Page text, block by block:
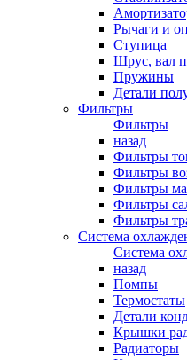
Рычаги и
Ступица
Шрус, вал
Пружины
Детали
Фильтры
Фильтры
назад
Фильтры
Фильтры
Фильтры
Фильтры
Фильтры
Система
Система
назад
Помпы
Термостаты
Детали
Крышки
Радиаторы